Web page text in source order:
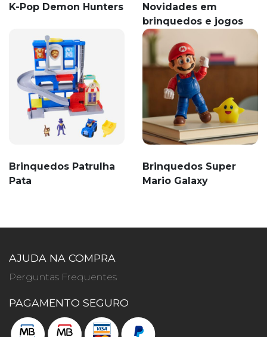
K-Pop Demon Hunters
Novidades em
brinquedos e jogos
Brinquedos Patrulha
Pata
Brinquedos Super
Mario Galaxy
AJUDA NA COMPRA
Perguntas Frequentes
PAGAMENTO SEGURO